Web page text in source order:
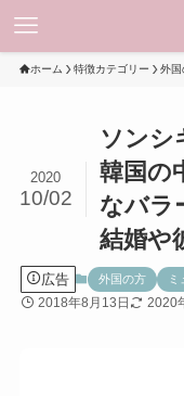
ホーム 特徴カテゴリー 外国
ソンシ
韓国の
なバラ
結婚や
2020
10/02
広告 外国の方
2018年8月13日 2020